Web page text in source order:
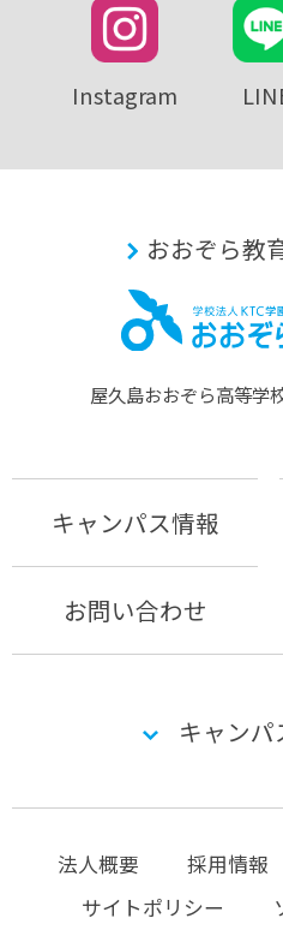
Instagram
おおぞら教
屋久島おおぞら⾼等学
キャンパス情報
お問い合わせ
キャン
法人概要 採用情報
サイトポリシー